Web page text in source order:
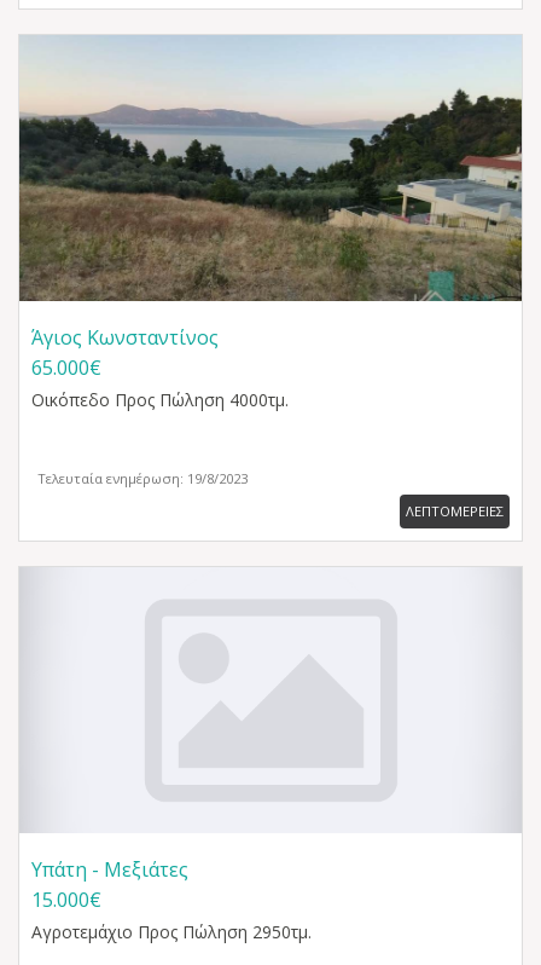
Άγιος Κωνσταντίνος
65.000€
Οικόπεδο Προς Πώληση 4000τμ.
Τελευταία ενημέρωση: 19/8/2023
ΛΕΠΤΟΜΕΡΕΙΕΣ
Υπάτη - Μεξιάτες
15.000€
Αγροτεμάχιο Προς Πώληση 2950τμ.